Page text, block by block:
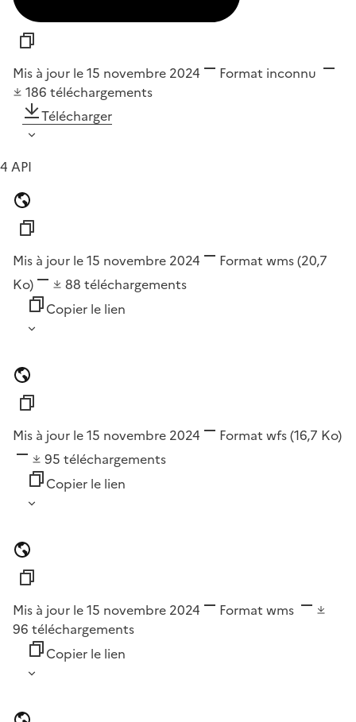
Mis à jour le 15 novembre 2024 Format inconnu
186 téléchargements
Télécharger
4 API
Mis à jour le 15 novembre 2024 Format wms(20,7
Ko)
88 téléchargements
Copier le lien
Mis à jour le 15 novembre 2024 Format wfs(16,7 Ko)
95 téléchargements
Copier le lien
Mis à jour le 15 novembre 2024 Format wms
96 téléchargements
Copier le lien